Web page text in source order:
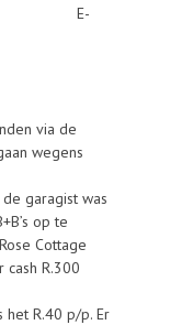
E-
via de
wegens
garagist was
op te
Cottage
cash R.300
R.40 p/p. Er